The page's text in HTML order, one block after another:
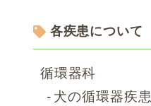
各疾患について
循環器科
犬の循環器疾患